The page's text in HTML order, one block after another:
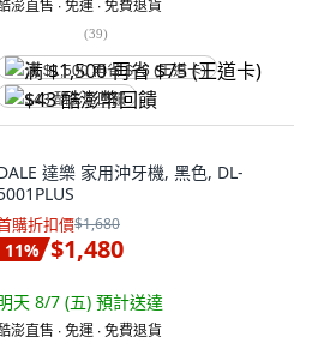
澎直售 ∙ 免運 ∙ 免費退貨
(39)
满 $1,500 再省 $75 (王道卡)
$43 酷澎幣回饋
達樂 家用沖牙機, 黑色, DL-
購折扣價$1,680
11% $1,480
天 8/7 (五) 預計送達
澎直售 ∙ 免運 ∙ 免費退貨